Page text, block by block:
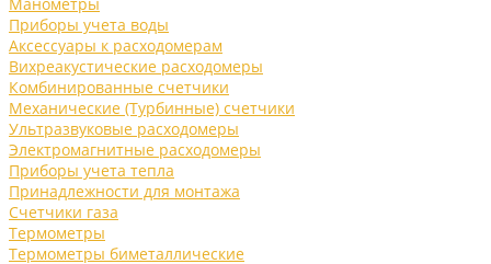
Приборы учета воды
Аксессуары к расходомерам
Вихреакустические расходомеры
Комбинированные счетчики
Механические (Турбинные) счетчики
Ультразвуковые расходомеры
Электромагнитные расходомеры
Приборы учета тепла
Принадлежности для монтажа
Счетчики газа
Термометры
Термометры биметаллические